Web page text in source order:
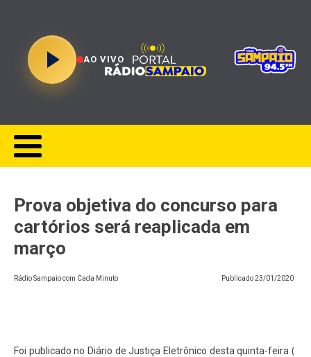
AO VIVO
Prova objetiva do concurso para
cartórios será reaplicada em
março
Rádio Sampaio com Cada Minuto Publicado23/01/2020
Foi publicado no Diário de Justiça Eletrônico desta quinta-feira